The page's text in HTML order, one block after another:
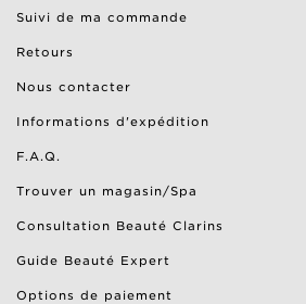
Suivi de ma commande
Retours
Nous contacter
Informations d'expédition
F.A.Q.
Trouver un magasin/Spa
Consultation Beauté Clarins
Guide Beauté Expert
Options de paiement